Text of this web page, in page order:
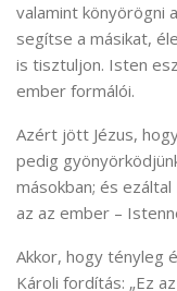
valamint könyörögni
segítse a másikat,
is tisztuljon. Isten
ember formálói.
Azért jött Jézus,
pedig
másokban; és
az az ember –
Akkor, hogy tényleg
Károli fordítás: „Ez